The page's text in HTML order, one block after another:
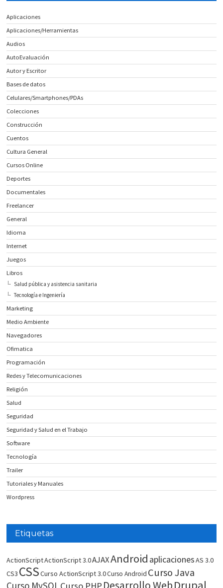
Aplicaciones
Aplicaciones/Herramientas
Audios
AutoEvaluación
Autor y Escritor
Bases de datos
Celulares/Smartphones/PDAs
Colecciones
Construcción
Cuentos
Cultura General
Cursos Online
Deportes
Documentales
Freelancer
General
Idioma
Internet
Juegos
Libros
Salud pública y asistencia sanitaria
Tecnología e Ingeniería
Marketing
Medio Ambiente
Navegadores
Ofimatica
Programación
Redes y Telecomunicaciones
Religión
Salud
Seguridad
Seguridad y Salud en el Trabajo
Software
Tecnología
Trailer
Tutoriales y Manuales
Wordpress
Etiquetas
ActionScriptActionScript 3.0AJAXAndroid aplicacionesAS 3.0
CS3 CSSCurso ActionScript 3.0Curso Android Curso Java
Curso MySQL Desarrollo WebDrupal